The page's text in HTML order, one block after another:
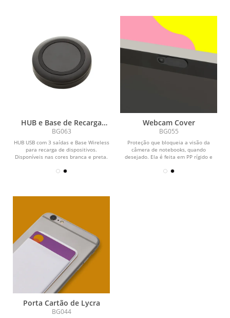
HUB e Base de Recarga
Wireless
BG063
HUB USB com 3 saídas e Base Wireless
para recarga de dispositivos.
Disponíveis nas cores branca e preta.
Webcam Cover
BG055
Proteção que bloqueia a visão da
câmera de notebooks, quando
desejado. Ela é feita em PP rígido e
Porta Cartão de Lycra
BG044